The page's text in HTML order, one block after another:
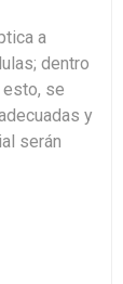
a
dentro
esto, se
y
serán